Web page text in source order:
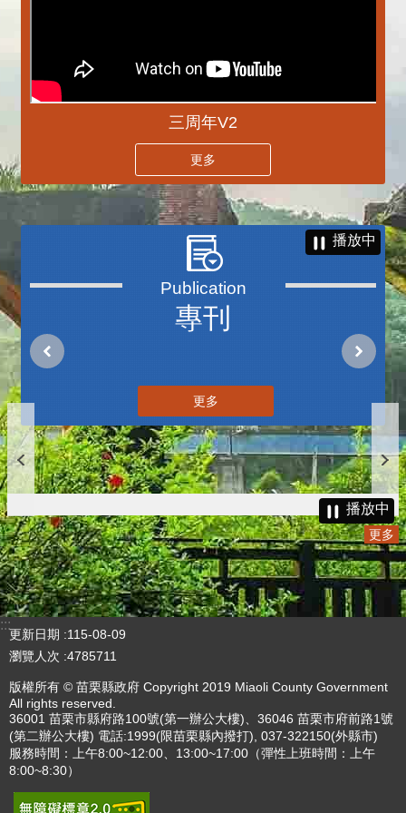
三周年V2
更多
專刊
播放中
更多
播放中
更多
:::
更新日期
115-08-09
瀏覽人次 4785711
版權所有 © 苗栗縣政府 Copyright 2019 Miaoli County Government
All rights reserved.
36001 苗栗市縣府路100號(第一辦公大樓)、36046 苗栗市府前路1號
(第二辦公大樓) 電話:1999(限苗栗縣內撥打), 037-322150(外縣市)
服務時間：上午8:00~12:00、13:00~17:00（彈性上班時間：上午
8:00~8:30）